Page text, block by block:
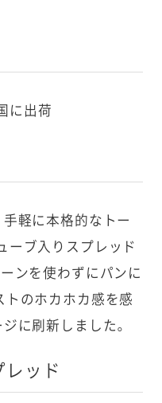
に出荷
軽に本格的なトー
ーブ入りスプレッド
ンを使わずにパンに
トのホカホカ感を感
に刷新しました。
ッド